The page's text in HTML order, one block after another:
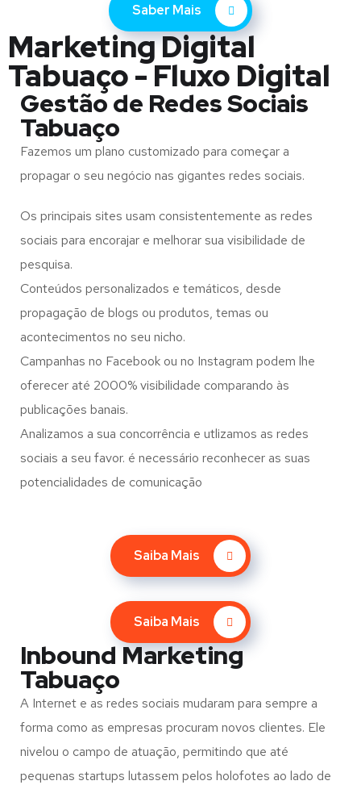
Saber Mais
Marketing Digital
Tabuaço - Fluxo Digital
Gestão de Redes Sociais
Tabuaço
Fazemos um plano customizado para começar a
propagar o seu negócio nas gigantes redes sociais.
Os principais sites usam consistentemente as redes
sociais para encorajar e melhorar sua visibilidade de
pesquisa.
Conteúdos personalizados e temáticos, desde
propagação de blogs ou produtos, temas ou
acontecimentos no seu nicho.
Campanhas no Facebook ou no Instagram podem lhe
oferecer até 2000% visibilidade comparando às
publicações banais.
Analizamos a sua concorrência e utlizamos as redes
sociais a seu favor. é necessário reconhecer as suas
potencialidades de comunicação
Saiba Mais
Saiba Mais
Inbound Marketing
Tabuaço
A Internet e as redes sociais mudaram para sempre a
forma como as empresas procuram novos clientes. Ele
nivelou o campo de atuação, permitindo que até
pequenas startups lutassem pelos holofotes ao lado de